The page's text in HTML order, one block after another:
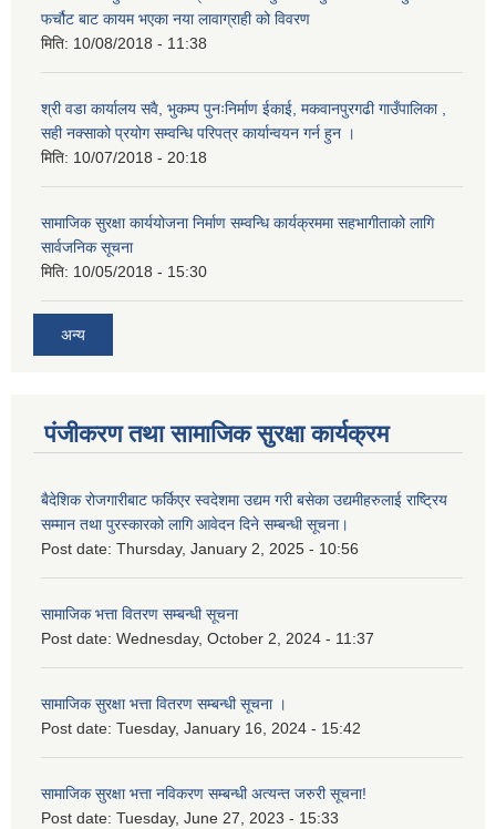
फर्चौट बाट कायम भएका नया लावाग्राही को विवरण
मिति: 10/08/2018 - 11:38
श्री वडा कार्यालय सवै, भुकम्प पुनःनिर्माण ईकाई, मकवानपुरगढी गाउँपालिका ,
सही नक्साको प्रयोग सम्वन्धि परिपत्र कार्यान्वयन गर्न हुन ।
मिति: 10/07/2018 - 20:18
सामाजिक सुरक्षा कार्ययोजना निर्माण सम्वन्धि कार्यक्रममा सहभागीताको लागि
सार्वजनिक सूचना
मिति: 10/05/2018 - 15:30
अन्य
पंजीकरण तथा सामाजिक सुरक्षा कार्यक्रम
बैदेशिक रोजगारीबाट फर्किएर स्वदेशमा उद्यम गरी बसेका उद्यमीहरुलाई राष्‍ट्रिय
सम्मान तथा पुरस्कारको लागि आवेदन दिने सम्बन्धी सूचना।
Post date: Thursday, January 2, 2025 - 10:56
सामाजिक भत्ता वितरण सम्बन्धी सूचना
Post date: Wednesday, October 2, 2024 - 11:37
सामाजिक सुरक्षा भत्ता वितरण सम्बन्धी सूचना ।
Post date: Tuesday, January 16, 2024 - 15:42
सामाजिक सुरक्षा भत्ता नविकरण सम्बन्धी अत्यन्त जरुरी सूचना!
Post date: Tuesday, June 27, 2023 - 15:33